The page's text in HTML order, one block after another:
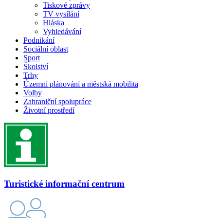
Tiskové zprávy
TV vysílání
Hláska
Vyhledávání
Podnikání
Sociální oblast
Sport
Školství
Trhy
Územní plánování a městská mobilita
Volby
Zahraniční spolupráce
Životní prostředí
Turistické informační centrum